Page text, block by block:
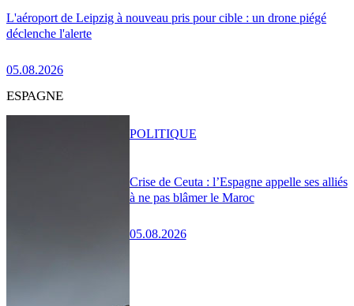
L'aéroport de Leipzig à nouveau pris pour cible : un drone piégé
déclenche l'alerte
05.08.2026
ESPAGNE
Crise de Ceuta : l’Espagne appelle ses alliés
à ne pas blâmer le Maroc
05.08.2026
POLITIQUE